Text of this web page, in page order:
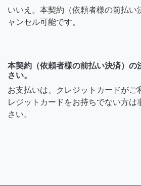
いいえ。本契約（依頼者様の前払い
ャンセル可能です。
本契約（依頼者様の前払い決済）の
さい。
お支払いは、クレジットカードがご
レジットカードをお持ちでない方は
さい。